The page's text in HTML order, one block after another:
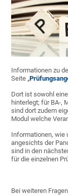
Informationen zu
Seite „
Dort ist sowohl
hinterlegt; für BA-,
sind dort zudem
Modul welche
Informationen, wie
angesichts der
sind in den
für die einzelnen
Bei weiteren